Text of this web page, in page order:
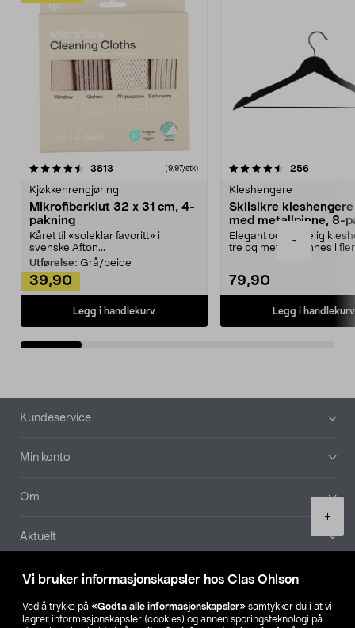
Vi bruker informasjonskapsler hos Clas Ohlson
Ved å trykke på «Godta alle informasjonskapsler» samtykker du i at vi
lagrer informasjonskapsler (cookies) og annen sporingsteknologi på
-
+
3813 anmeldelser(9,97/stk)
Kjøkkenrengjøring
Mikrofiberklut 32 x 31 cm, 4-
pakning
Kåret til «soleklar favoritt» i
svenske Afton...
Utførelse: Grå/beige
39,90
Legg i handlekurv
4.5av 5 stjerner 256
Kleshengere
Sklisikre
med metallpinne, 8-
Elegant og skikkelig
tre og metall – finnes i
79,90
Legg i handlekurv
4.5av 5 stjerner
Bunntekst
Kundeservice
Min konto
Om
Aktuelt
Våre selskaper
Finn din butikk